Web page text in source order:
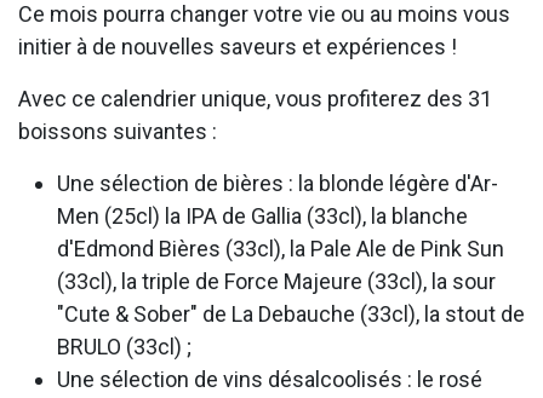
Ce mois pourra changer votre vie ou au moins vous
initier à de nouvelles saveurs et expériences !
Avec ce calendrier unique, vous profiterez des 31
boissons suivantes :
Une sélection de bières : la blonde légère d'Ar-
Men (25cl) la IPA de Gallia (33cl), la blanche
d'Edmond Bières (33cl), la Pale Ale de Pink Sun
(33cl), la triple de Force Majeure (33cl), la sour
"Cute & Sober" de La Debauche (33cl), la stout de
BRULO (33cl) ;
Une sélection de vins désalcoolisés : le rosé